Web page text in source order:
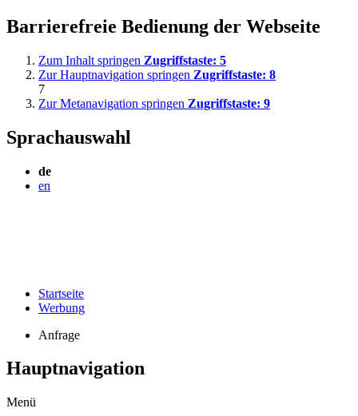
Barrierefreie Bedienung der Webseite
Zum Inhalt springen Zugriffstaste: 5
Zur Hauptnavigation springen Zugriffstaste: 8
7
Zur Metanavigation springen Zugriffstaste: 9
Sprachauswahl
de
en
Startseite
Werbung
Anfrage
Hauptnavigation
Menü